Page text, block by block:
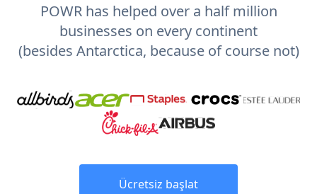
POWR has helped over a half million
businesses on every continent
(besides Antarctica, because of course not)
Ücretsiz başlat